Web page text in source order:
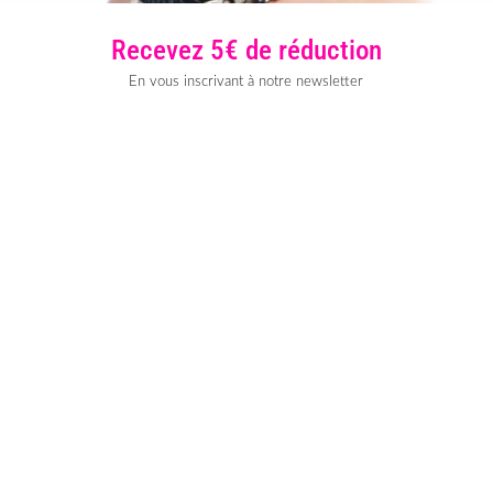
Recevez 5€ de réduction
En vous inscrivant à notre newsletter